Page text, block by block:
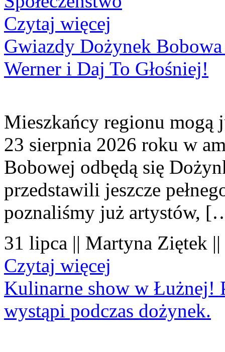
Czytaj więcej
Gwiazdy Dożynek Bobowa
Werner i Daj To Głośniej!
Mieszkańcy regionu mogą
23 sierpnia 2026 roku w
Bobowej odbędą się
przedstawili jeszcze
poznaliśmy już artystów,
31 lipca || Martyna Ziętek
Czytaj więcej
Kulinarne show w Łużnej!
wystąpi podczas dożynek.